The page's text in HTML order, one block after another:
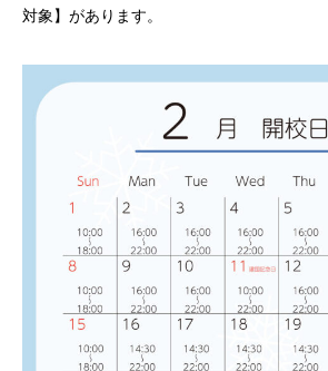
対象】があります。